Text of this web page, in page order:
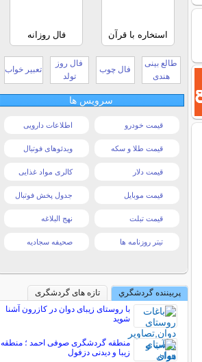
استخاره با قرآن فال روزانه
طالع بینی
هندی
فال چوب
فال روز
تولد
تعبیر خواب
سرویس ها
قیمت خودرو اطلاعات دارویی
قیمت طلا و سکه ویدئوهای فوتبال
قیمت دلار کالری مواد غذایی
قیمت موبایل جدول پخش فوتبال
قیمت تبلت نهج البلاغه
تیتر روزنامه ها صحیفه سجادیه
پربیننده گردشگري
تازه های گردشگری
با روستای زیبای دوان در کازرون آشنا
شوید
منطقه گردشگری صوفی احمد ؛ منطقه
زیبا و دیدنی دزفول